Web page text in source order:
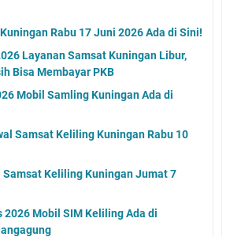
Rabu 17 Juni 2026 Ada di Sini!
Layanan Samsat Kuningan Libur,
Bisa Membayar PKB
Mobil Samling Kuningan Ada di
Samsat Keliling Kuningan Rabu 10
Samsat Keliling Kuningan Jumat 7
2026 Mobil SIM Keliling Ada di